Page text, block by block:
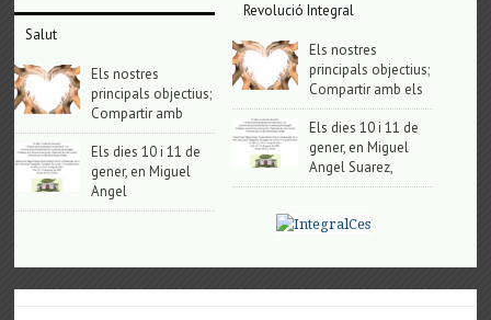
Salut
Els nostres
principals objectius;
Compartir amb
Els dies 10 i 11 de
gener, en Miguel
Angel
Revolució Integral
Els nostres
principals objectius;
Compartir amb els
Els dies 10 i 11 de
gener, en Miguel
Angel Suarez,